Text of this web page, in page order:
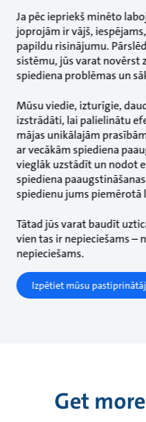
Ja pēc iepriekš minēto
joprojām ir vājš,
papildu risinājumu.
sistēmu, jūs varat novērst
spiediena problēmas un
Mūsu viedie, izturīgie,
izstrādāti, lai palielinātu
mājas unikālajām
ar vecākām spiediena
vieglāk uzstādīt un nodot
spiediena
spiedienu jums piemērotā
Tātad jūs varat baudīt
vien tas ir nepieciešams –
nepieciešams.
Izpētiet mūsu
Get